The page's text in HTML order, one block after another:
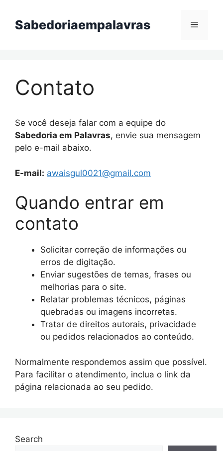
contentSabedoriaempalavras Menu
Contato
Se você deseja falar com a equipe do
Sabedoria em Palavras, envie sua mensagem
pelo e-mail abaixo.
E-mail: awaisgul0021@gmail.com
Quando entrar em
contato
Solicitar correção de informações ou
erros de digitação.
Enviar sugestões de temas, frases ou
melhorias para o site.
Relatar problemas técnicos, páginas
quebradas ou imagens incorretas.
Tratar de direitos autorais, privacidade
ou pedidos relacionados ao conteúdo.
Normalmente respondemos assim que possível.
Para facilitar o atendimento, inclua o link da
página relacionada ao seu pedido.
Search